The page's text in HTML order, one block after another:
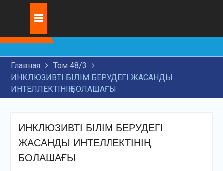
to
Журнал:
КӨЛІГІНІҢ
МАШИНА БӨЛШЕКТЕРІНЕ
ТОЗУҒА ТӨЗІМДІ
ЖАБЫНДАРДЫ ЖАҒУҒА
АРНАЛҒАН ЗАМАНАУИ
ЖАСАНДЫ ИНТЕЛЛЕКТ
МӘСЕЛЕЛЕР
Главная
Том 48/3
ИНКЛЮЗИВТІ БІЛІМ БЕРУДЕГІ ЖАСАНДЫ
ИНТЕЛЛЕКТІНІҢ БОЛАШАҒЫ
ИНКЛЮЗИВТІ БІЛІМ БЕРУДЕГІ
ЖАСАНДЫ ИНТЕЛЛЕКТІНІҢ
БОЛАШАҒЫ